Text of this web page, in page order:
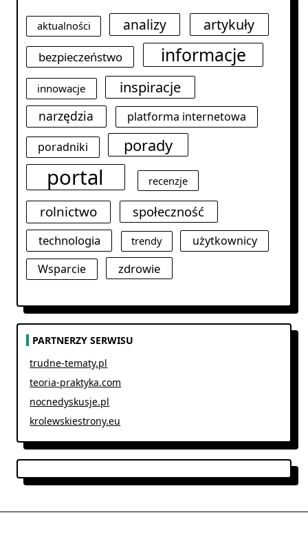
aktualności analizy artykuły
bezpieczeństwo informacje
innowacje inspiracje
narzędzia
platforma internetowa
poradniki
porady
portal recenzje
rolnictwo społeczność
technologia trendy
użytkownicy
Wsparcie
zdrowie
PARTNERZY SERWISU
trudne-tematy.pl
teoria-praktyka.com
nocnedyskusje.pl
krolewskiestrony.eu